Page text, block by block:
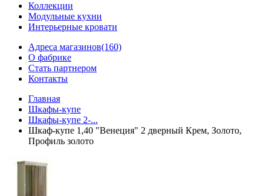
Коллекции
Модульные кухни
Интерьерные кровати
Адреса магазинов(160)
О фабрике
Стать партнером
Контакты
Главная
Шкафы-купе
Шкафы-купе 2-...
Шкаф-купе 1,40 "Венеция" 2 дверный Крем, Золото,
Профиль золото